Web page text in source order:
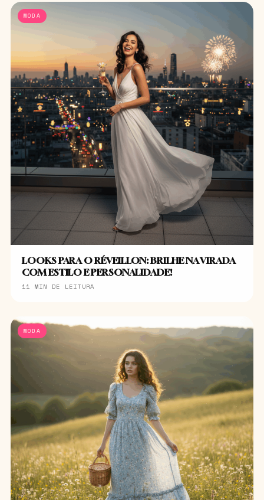
MODA
LOOKS PARA O RÉVEILLON: BRILHE NA VIRADA
COM ESTILO E PERSONALIDADE!
11 MIN DE LEITURA
MODA